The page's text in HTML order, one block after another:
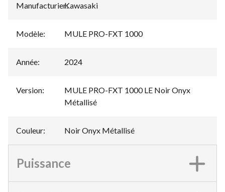
Manufacturier:
Kawasaki
Modèle: MULE PRO-FXT 1000
Année: 2024
Version:
MULE PRO-FXT 1000 LE Noir Onyx
Métallisé
Couleur: Noir Onyx Métallisé
Puissance